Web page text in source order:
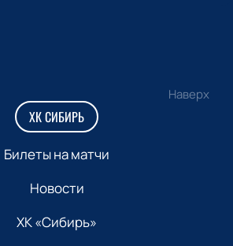
Наверх
ХК СИБИРЬ
Билеты на матчи
Новости
ХК «Сибирь»